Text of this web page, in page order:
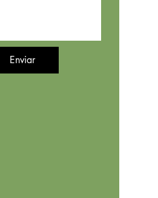
Enviar